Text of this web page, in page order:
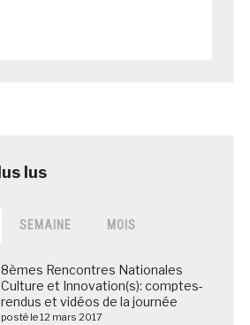
SEMAINE MOIS
8èmes Rencontres Nationales
Culture et Innovation(s): comptes-
rendus et vidéos de la journée
posté le 12 mars 2017